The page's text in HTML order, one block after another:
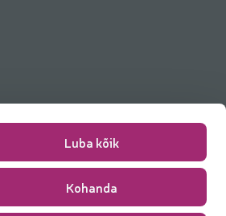
Luba kõik
Kohanda